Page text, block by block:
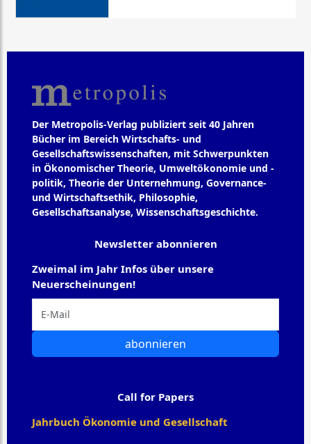
Der Metropolis-Verlag publiziert seit 40 Jahren
Bücher im Bereich Wirtschafts- und
Gesellschaftswissenschaften, mit Schwerpunkten
in Ökonomischer Theorie, Umweltökonomie und -
politik, Theorie der Unternehmung, Governance-
und Wirtschaftsethik, Philosophie,
Gesellschaftsanalyse, Wissenschaftsgeschichte.
Newsletter abonnieren
Zweimal im Jahr Infos über unsere
Neuerscheinungen!
abonnieren
Call for Papers
Jahrbuch Ökonomie und Gesellschaft